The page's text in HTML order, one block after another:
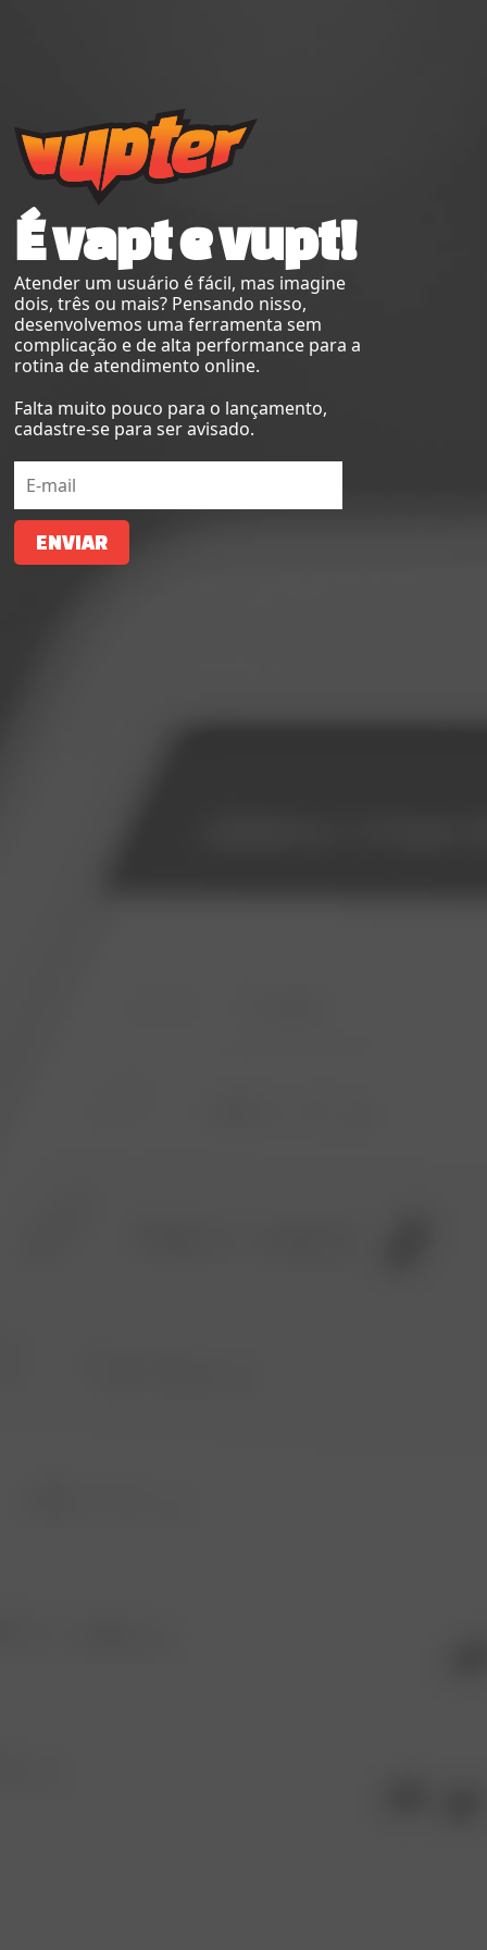
É vapt e vupt!
Atender um usuário é fácil, mas imagine
dois, três ou mais? Pensando nisso,
desenvolvemos uma ferramenta sem
complicação e de alta performance para a
rotina de atendimento online.
Falta muito pouco para o lançamento,
cadastre-se para ser avisado.
ENVIAR